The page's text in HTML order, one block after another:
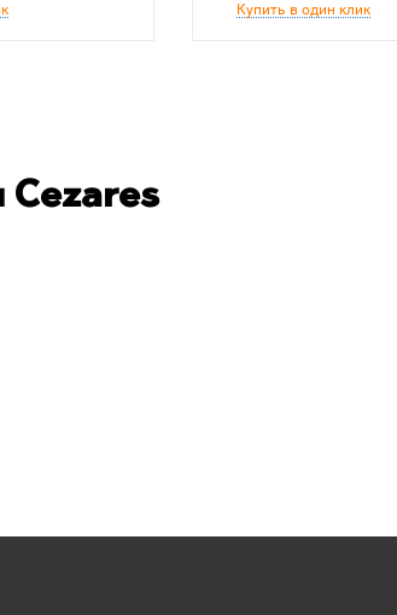
Купить в один клик